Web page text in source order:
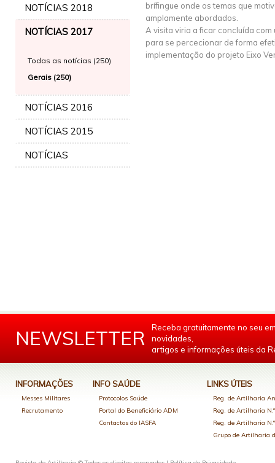
NOTÍCIAS 2018
NOTÍCIAS 2017
Todas as notícias (250)
Gerais (250)
NOTÍCIAS 2016
NOTÍCIAS 2015
NOTÍCIAS
brífingue onde os temas que
amplamente abordados.
A visita viria a ficar concluída
para se percecionar de forma
implementação do projeto Eixo
NEWSLETTER
Receba gratuitamente no seu
novidades,
artigos e informações úteis da
INFORMAÇÕES
Messes Militares
Recrutamento
INFO SAÚDE
Protocolos Saúde
Portal do Beneficiário ADM
Contactos do IASFA
LINKS ÚTEIS
Reg. de Artilharia
Reg. de Artilharia
Reg. de Artilharia
Grupo de Artilharia